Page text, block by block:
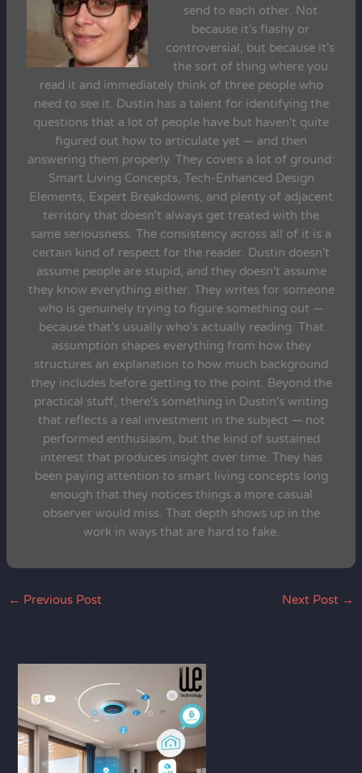
send to each other. Not
because it's flashy or
controversial, but because it's
the sort of thing where you
read it and immediately think of three people who
need to see it. Dustin has a talent for identifying the
questions that a lot of people have but haven't quite
figured out how to articulate yet — and then
answering them properly. They covers a lot of ground:
Smart Living Concepts, Tech-Enhanced Design
Elements, Expert Breakdowns, and plenty of adjacent
territory that doesn't always get treated with the
same seriousness. The consistency across all of it is a
certain kind of respect for the reader. Dustin doesn't
assume people are stupid, and they doesn't assume
they know everything either. They writes for someone
who is genuinely trying to figure something out —
because that's usually who's actually reading. That
assumption shapes everything from how they
structures an explanation to how much background
they includes before getting to the point. Beyond the
practical stuff, there's something in Dustin's writing
that reflects a real investment in the subject — not
performed enthusiasm, but the kind of sustained
interest that produces insight over time. They has
been paying attention to smart living concepts long
enough that they notices things a more casual
observer would miss. That depth shows up in the
work in ways that are hard to fake.
← Previous Post Next Post →